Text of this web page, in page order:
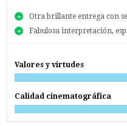
Otra brillante entrega con
Fabulosa interpretación,
Valores y virtudes
Calidad cinematográfica